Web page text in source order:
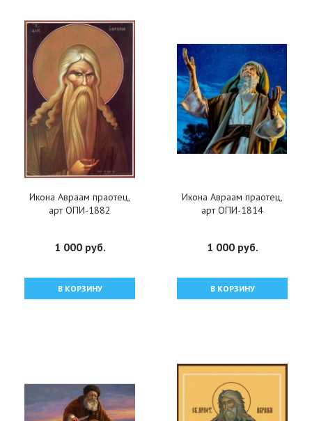
Икона Авраам праотец,
арт ОПИ-1882
1 000 руб.
В КОРЗИНУ
Икона Авраам праотец,
арт ОПИ-1814
1 000 руб.
В КОРЗИНУ